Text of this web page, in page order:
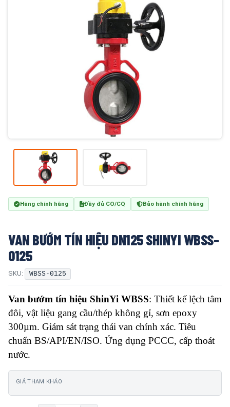
Hàng chính hãng Đầy đủ CO/CQ Bảo hành chính hãng
VAN BƯỚM TÍN HIỆU DN125 SHINYI WBSS-
0125
SKU: WBSS-0125
Van bướm tín hiệu ShinYi WBSS: Thiết kế lệch tâm
đôi, vật liệu gang cầu/thép không gỉ, sơn epoxy
300µm. Giám sát trạng thái van chính xác. Tiêu
chuẩn BS/API/EN/ISO. Ứng dụng PCCC, cấp thoát
nước.
GIÁ THAM KHẢO